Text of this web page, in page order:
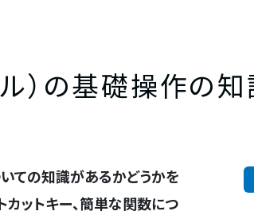
の基礎操作の知
ての知識があるかどうかを
カットキー、簡単な関数につ